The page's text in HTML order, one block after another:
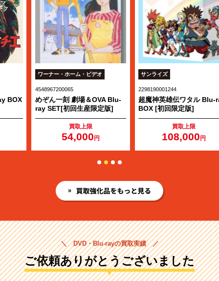
ワーナー・ホーム・ビデオ
4548967200065
めぞん一刻 劇場＆OVA Blu-
ray SET[初回生産限定版]
買取上限
54,000円
サンライズ
2298190001244
超魔神英雄伝ワタル Blu-ray
BOX [初回限定版]
買取上限
108,000円
＼ DVD・Blu-rayの買取実績 ／
ご依頼ありがとうございました